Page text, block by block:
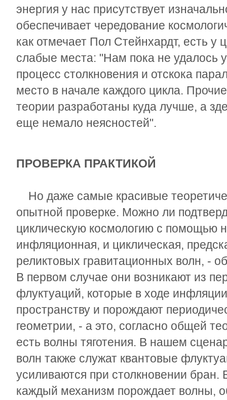
энергия у нас присутствует
обеспечивает чередование
как отмечает Пол Стейнхардт, есть у
слабые места: "Нам пока не удалось
процесс столкновения и отскока
место в начале каждого цикла.
теории разработаны куда лучше, а
еще немало неясностей".
ПРОВЕРКА ПРАКТИКОЙ
Но даже самые красивые
опытной проверке. Можно ли
циклическую космологию с помощью
инфляционная, и циклическая,
реликтовых гравитационных волн, -
В первом случае они возникают из
флуктуаций, которые в ходе
пространству и порождают
геометрии, - а это, согласно общей
есть волны тяготения. В нашем
волн также служат квантовые
усиливаются при столкновении бран.
каждый механизм порождает волны,